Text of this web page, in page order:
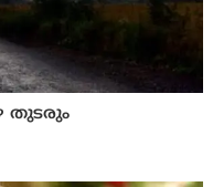
തുടരും